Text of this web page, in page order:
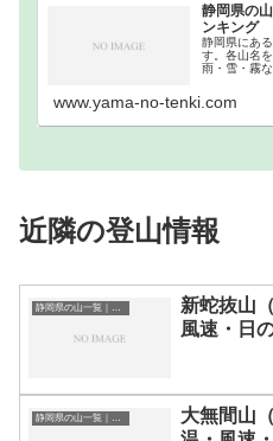
静岡県の
ンキング
静岡県にあ
す。各山名
雨・雪・霧
www.yama-no-tenki.com
近隣の登山情報
静岡県の山一覧｜標高順・標高の高い山ランキング
新蛇抜山
風速・日
静岡県の山一覧｜標高順・標高の高い山ランキング
大無間山